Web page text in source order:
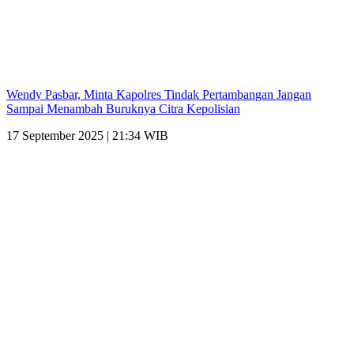
Wendy Pasbar, Minta Kapolres Tindak Pertambangan Jangan
Sampai Menambah Buruknya Citra Kepolisian
17 September 2025 | 21:34 WIB